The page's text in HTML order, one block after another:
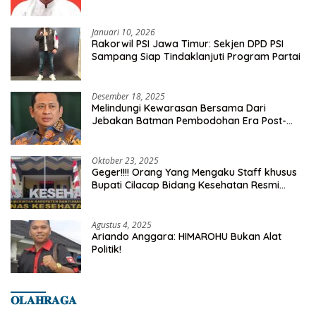
Januari 10, 2026
Rakorwil PSI Jawa Timur: Sekjen DPD PSI
Sampang Siap Tindaklanjuti Program Partai
Desember 18, 2025
Melindungi Kewarasan Bersama Dari
Jebakan Batman Pembodohan Era Post-
Oktober 23, 2025
Geger!!!! Orang Yang Mengaku Staff khusus
Bupati Cilacap Bidang Kesehatan Resmi
Agustus 4, 2025
Ariando Anggara: HIMAROHU Bukan Alat
Politik!
𝐎𝐋𝐀𝐇𝐑𝐀𝐆𝐀